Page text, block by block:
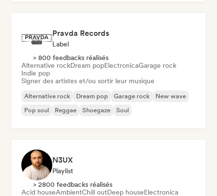
Pravda Records
Label
> 800 feedbacks réalisés
Alternative rockDream popElectronicaGarage rock
Indie pop
Signer des artistes et/ou sortir leur musique
Alternative rock Dream pop Garage rock
New wave
Pop soul
Reggae Shoegaze Soul
N3UX
Playlist
> 2800 feedbacks réalisés
Acid houseAmbientChill outDeep houseElectronica